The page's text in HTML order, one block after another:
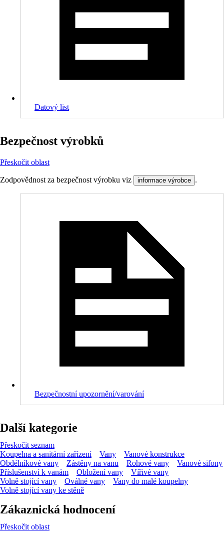
Datový list
Bezpečnost výrobků
Přeskočit oblast
Zodpovědnost za bezpečnost výrobku viz informace výrobce .
Bezpečnostní upozornění/varování
Další kategorie
Přeskočit seznam
Koupelna a sanitární zařízení
Vany
Vanové konstrukce
Obdélníkové vany
Zástěny na vanu Rohové vany
Vanové sifony
Příslušenství k vanám
Obložení vany
Vířivé vany
Volně stojící vany
Oválné vany
Vany do malé koupelny
Volně stojící vany ke stěně
Zákaznická hodnocení
Přeskočit oblast